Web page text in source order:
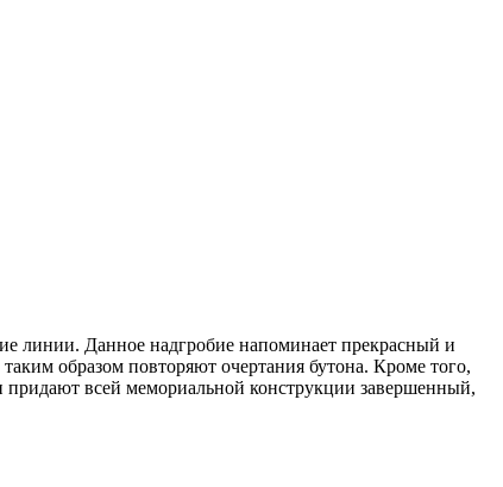
линии. Данное надгробие напоминает прекрасный и
образом повторяют очертания бутона. Кроме того,
всей мемориальной конструкции завершенный,